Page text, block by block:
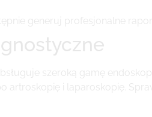
generuj profesjonalne
szeroką gamę
artroskopię i laparoskopię.